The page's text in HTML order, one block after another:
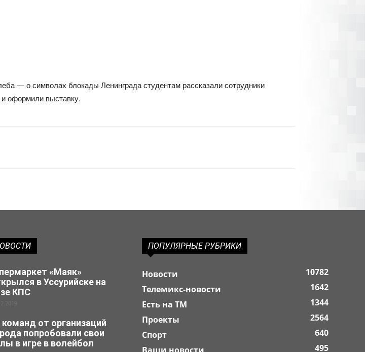
— о символах блокады Ленинграда студентам рассказали сотрудники
оформили выставку.
«Маяк»
в Уссурийске на
КПС
команд от организаций
попробовали свои
в игре в волейбол
ПОПУЛЯРНЫЕ РУБРИКИ
Новости
10782
Телемикс-новости
1642
Есть на ТМ
1344
Проекты
2564
Спорт
640
495